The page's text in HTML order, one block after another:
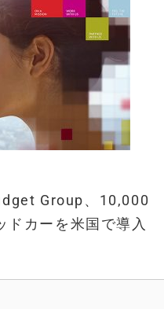
Group、10,000
ドカーを米国で導入